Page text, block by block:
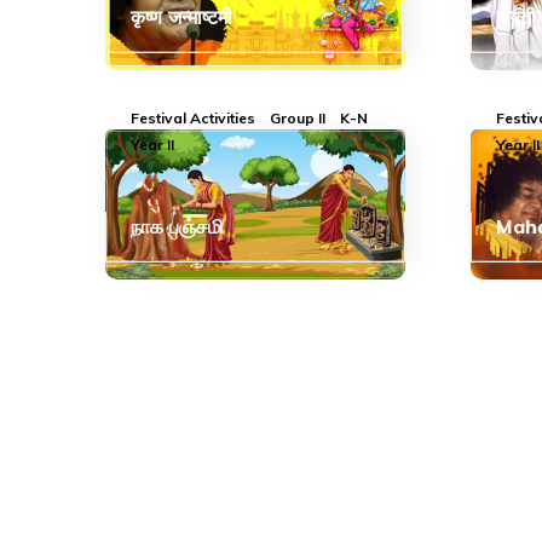
कृष्ण जन्माष्टमी
जयंती
Festival Activities Group II
K-N
Year II
நாக பஞ்சமி
Year II